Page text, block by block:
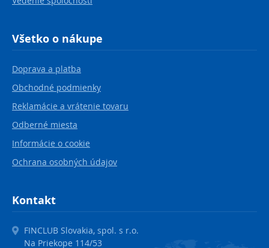
Všetko o nákupe
Doprava a platba
Obchodné podmienky
Reklamácie a vrátenie tovaru
Odberné miesta
Informácie o cookie
Ochrana osobných údajov
Kontakt
FINCLUB Slovakia, spol. s r.o.
Na Priekope 114/53